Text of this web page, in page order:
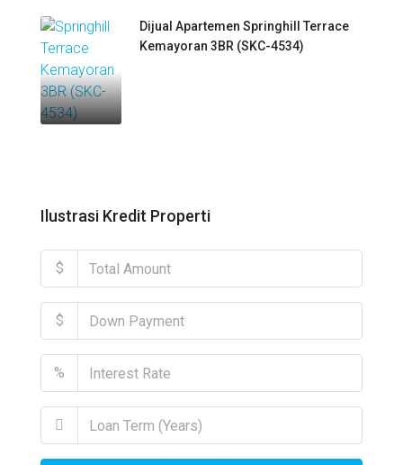
Dijual Apartemen Springhill Terrace
Kemayoran 3BR (SKC-4534)
Ilustrasi Kredit Properti
$
$
%